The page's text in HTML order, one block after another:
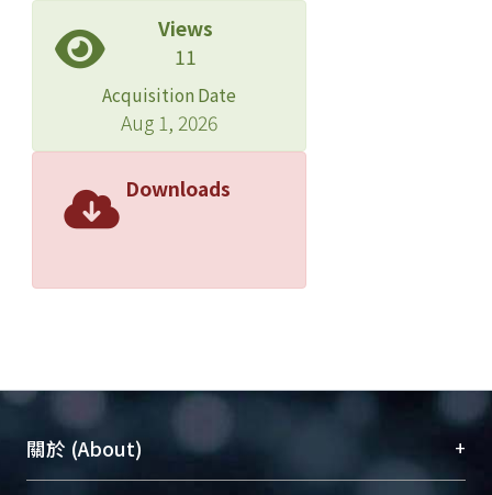
Views
11
Acquisition Date
Aug 1, 2026
Downloads
關於 (About) +